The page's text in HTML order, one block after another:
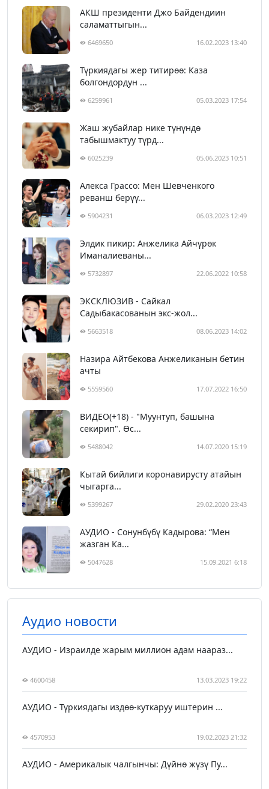
АКШ президенти Джо Байдендиин
саламаттыгын...
6469650 16.02.2023 13:40
Түркиядагы жер титирөө: Каза
болгондордун ...
6259961 05.03.2023 17:54
Жаш жубайлар нике түнүндө
табышмактуу түрд...
6025239 05.06.2023 10:51
Алекса Грассо: Мен Шевченкого
реванш берүү...
5904231 06.03.2023 12:49
Элдик пикир: Анжелика Айчүрөк
Иманалиеваны...
5732897 22.06.2022 10:58
ЭКСКЛЮЗИВ - Сайкал
Садыбакасованын экс-жол...
5663518 08.06.2023 14:02
Назира Айтбекова Анжеликанын бетин
ачты
5559560 17.07.2022 16:50
ВИДЕО(+18) - "Муунтуп, башына
секирип". Өс...
5488042 14.07.2020 15:19
Кытай бийлиги коронавирусту атайын
чыгарга...
5399267 29.02.2020 23:43
АУДИО - Сонунбүбү Кадырова: “Мен
жазган Ка...
5047628 15.09.2021 6:18
Аудио новости
АУДИО - Израилде жарым миллион адам наараз...
4600458 13.03.2023 19:22
АУДИО - Түркиядагы издөө-куткаруу иштерин ...
4570953 19.02.2023 21:32
АУДИО - Америкалык чалгынчы: Дүйнө жүзү Пу...